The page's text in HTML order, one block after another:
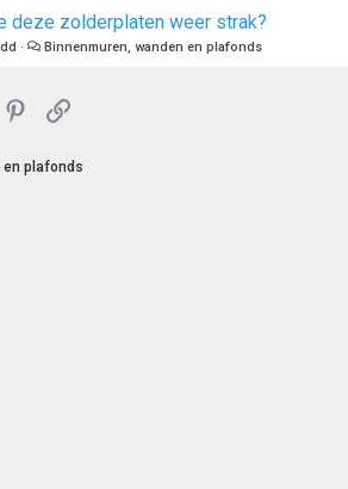
deze zolderplaten weer strak?
Binnenmuren, wanden en plafonds
Pinterest
Link
en plafonds